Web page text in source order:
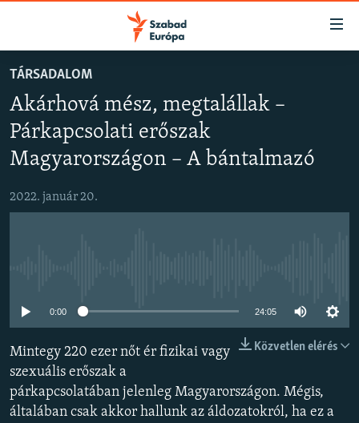
Akadálymentes
Ugrás
oldalra
Ugrás
AKTUÁLIS
PODCASTOK
VIDEÓK
ELEMZŐ
DEMOKRÁCIA
A PÉNZ NYOMÁBAN
EURÓPAI UNIÓ
VILÁG
TÁRSADALOM
Akárhová mész, megtalállak –
Párkapcsolati erőszak
Magyarországon – A bántalmazó
2022. január 20.
0:00 24:05
Közvetlen elérés
Mintegy 220 ezer nőt ér fizikai vagy
szexuális erőszak a
párkapcsolatában jelenleg Magyarországon. Mégis,
általában csak akkor hallunk az áldozatokról, ha ez a
FELIRATKOZÁS